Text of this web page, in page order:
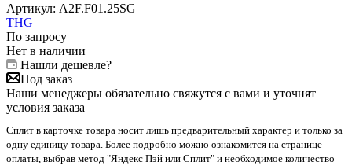
Артикул: A2F.F01.25SG
THG
По запросу
Нет в наличии
Нашли дешевле?
Под заказ
Наши менеджеры обязательно свяжутся с вами и уточнят
условия заказа
Сплит в карточке товара носит лишь предварительный характер и только за
одну единицу товара. Более подробно можно ознакомится на странице
оплаты, выбрав метод "Яндекс Пэй или Сплит" и необходимое количество